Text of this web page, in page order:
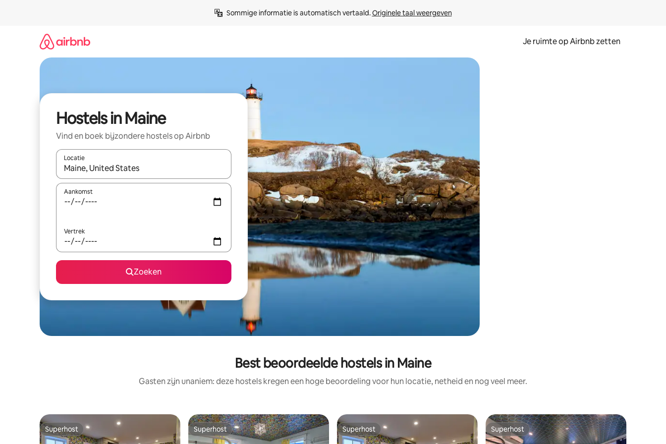
Sommige informatie is automatisch vertaald. Originele taal weergeven
Je ruimte op Airbnb zetten
Hostels in Maine
Vind en boek bijzondere hostels op Airbnb
Locatie
Wanneer er suggesties beschikbaar zijn, maak je een keuze met je de pijltjestoetsen omhoog en omlaag, óf door te tikken of swipen.
Aankomst
Vertrek
Zoeken
Best beoordeelde hostels in Maine
Gasten zijn unaniem: deze hostels kregen een hoge beoordeling voor hun locatie, netheid en nog veel meer.
Superhost
Superhost Superhost
Superhost Superhost
Superhost Superhost
Superhost